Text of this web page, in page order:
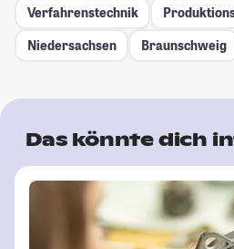
Verfahrenstechnik
Niedersachsen
Braunschweig
Das könnte dich